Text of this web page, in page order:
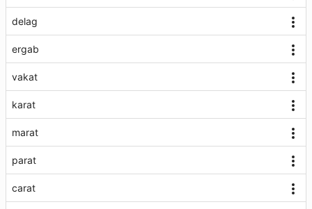
delag
ergab
vakat
karat
marat
parat
carat